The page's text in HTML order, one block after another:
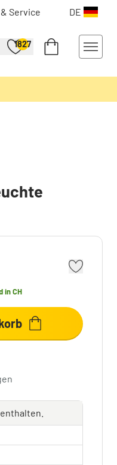
Service DE
1827
in CH